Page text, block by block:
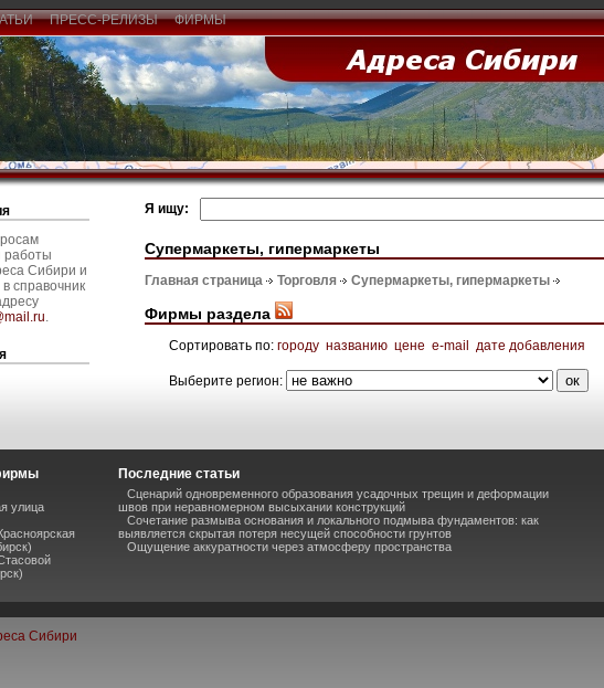
ПРЕСС-РЕЛИЗЫ ФИРМЫ
работы
Сибири и
справочник
.
Я ищу:
Супермаркеты, гипермаркеты
Главная страница Торговля Супермаркеты, гипермаркеты
Фирмы раздела
Сортировать по: городу названию цене e-mail дате добавления
Выберите регион:
улица
Последние статьи
Сценарий одновременного образования усадочных трещин и деформации
швов при неравномерном высыхании конструкций
Сочетание размыва основания и локального подмыва фундаментов: как
выявляется скрытая потеря несущей способности грунтов
Ощущение аккуратности через атмосферу пространства
Сибири